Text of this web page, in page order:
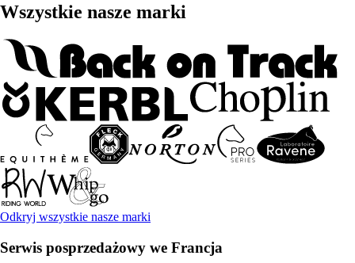
Wszystkie nasze marki
Odkryj wszystkie nasze marki
Serwis posprzedażowy we Francja